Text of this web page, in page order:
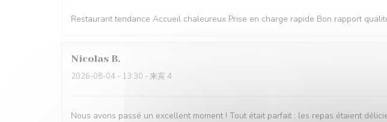
Restaurant tendance Accueil chaleureux Prise en charge rapide Bon rapport
Nicolas B
2026-08-04 - 13:30 - 来宾 4
Nous avons passé un excellent moment ! Tout était parfait : les repas étaient